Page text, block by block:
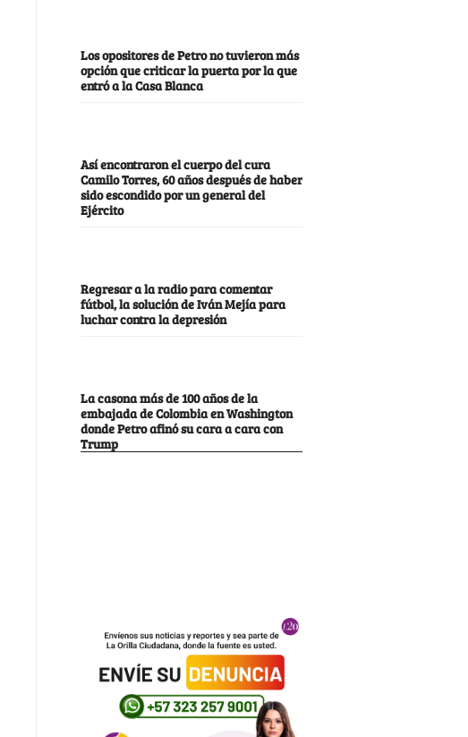
Los opositores de Petro no tuvieron más
opción que criticar la puerta por la que
entró a la Casa Blanca
Así encontraron el cuerpo del cura
Camilo Torres, 60 años después de haber
sido escondido por un general del
Ejército
Regresar a la radio para comentar
fútbol, la solución de Iván Mejía para
luchar contra la depresión
La casona más de 100 años de la
embajada de Colombia en Washington
donde Petro afinó su cara a cara con
Trump